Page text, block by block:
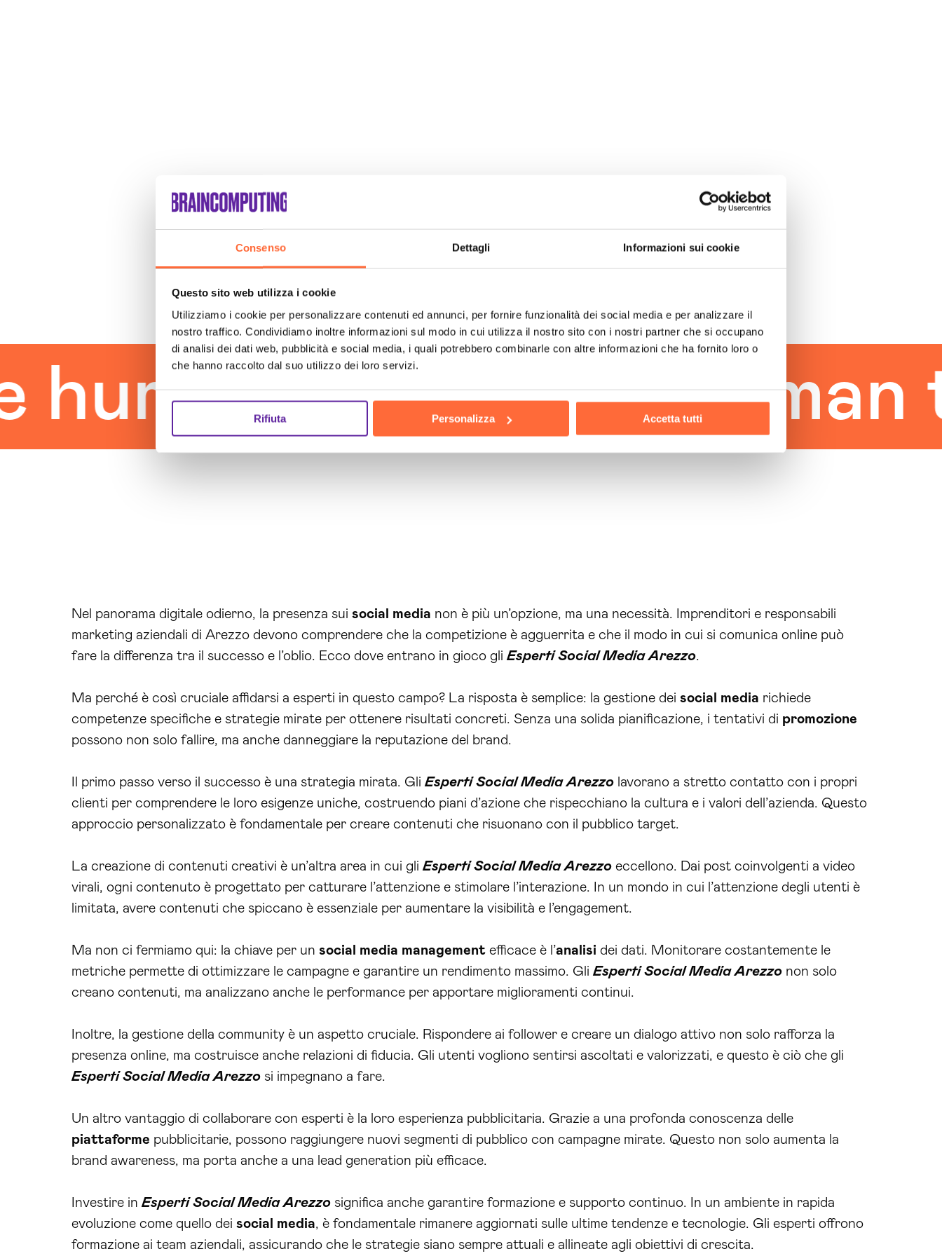
Consenso Dettagli Informazioni sui cookie
Questo sito web utilizza i cookie
Utilizziamo i cookie per personalizzare contenuti ed annunci, per fornire funzionalità dei social media e per analizzare il
nostro traffico. Condividiamo inoltre informazioni sul modo in cui utilizza il nostro sito con i nostri partner che si occupano
di analisi dei dati web, pubblicità e social media, i quali potrebbero combinarle con altre informazioni che ha fornito loro o
che hanno raccolto dal suo utilizzo dei loro servizi.
Rifiuta Personalizza Accetta tutti
touch the human
Nel panorama digitale odierno, la presenza sui social media non è più un’opzione, ma una necessità. Imprenditori e responsabili
marketing aziendali di Arezzo devono comprendere che la competizione è agguerrita e che il modo in cui si comunica online può
fare la differenza tra il successo e l’oblio. Ecco dove entrano in gioco gli Esperti Social Media Arezzo.
Ma perché è così cruciale affidarsi a esperti in questo campo? La risposta è semplice: la gestione dei social media richiede
competenze specifiche e strategie mirate per ottenere risultati concreti. Senza una solida pianificazione, i tentativi di promozione
possono non solo fallire, ma anche danneggiare la reputazione del brand.
Il primo passo verso il successo è una strategia mirata. Gli Esperti Social Media Arezzo lavorano a stretto contatto con i propri
clienti per comprendere le loro esigenze uniche, costruendo piani d’azione che rispecchiano la cultura e i valori dell’azienda. Questo
approccio personalizzato è fondamentale per creare contenuti che risuonano con il pubblico target.
La creazione di contenuti creativi è un’altra area in cui gli Esperti Social Media Arezzo eccellono. Dai post coinvolgenti a video
virali, ogni contenuto è progettato per catturare l’attenzione e stimolare l’interazione. In un mondo in cui l’attenzione degli utenti è
limitata, avere contenuti che spiccano è essenziale per aumentare la visibilità e l’engagement.
Ma non ci fermiamo qui: la chiave per un social media management efficace è l’analisi dei dati. Monitorare costantemente le
metriche permette di ottimizzare le campagne e garantire un rendimento massimo. Gli Esperti Social Media Arezzo non solo
creano contenuti, ma analizzano anche le performance per apportare miglioramenti continui.
Inoltre, la gestione della community è un aspetto cruciale. Rispondere ai follower e creare un dialogo attivo non solo rafforza la
presenza online, ma costruisce anche relazioni di fiducia. Gli utenti vogliono sentirsi ascoltati e valorizzati, e questo è ciò che gli
Esperti Social Media Arezzo si impegnano a fare.
Un altro vantaggio di collaborare con esperti è la loro esperienza pubblicitaria. Grazie a una profonda conoscenza delle
piattaforme pubblicitarie, possono raggiungere nuovi segmenti di pubblico con campagne mirate. Questo non solo aumenta la
brand awareness, ma porta anche a una lead generation più efficace.
Investire in Esperti Social Media Arezzo significa anche garantire formazione e supporto continuo. In un ambiente in rapida
evoluzione come quello dei social media, è fondamentale rimanere aggiornati sulle ultime tendenze e tecnologie. Gli esperti offrono
formazione ai team aziendali, assicurando che le strategie siano sempre attuali e allineate agli obiettivi di crescita.